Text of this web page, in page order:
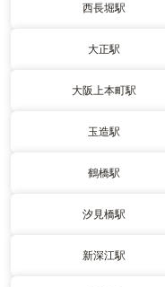
西長堀駅
大正駅
大阪上本町駅
玉造駅
鶴橋駅
汐見橋駅
新深江駅